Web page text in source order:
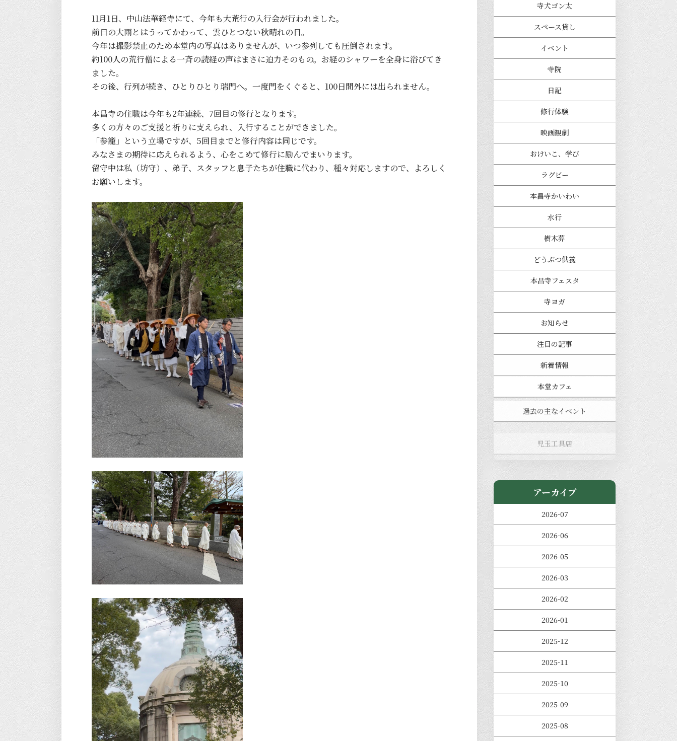
11月1日、中山法華経寺にて、今年も大荒行の入行会が行われました。
前日の大雨とはうってかわって、雲ひとつない秋晴れの日。
今年は撮影禁止のため本堂内の写真はありませんが、いつ参列しても圧倒されます。
約100人の荒行僧による一斉の読経の声はまさに迫力そのもの。お経のシャワーを全身に浴びてき
ました。
その後、行列が続き、ひとりひとり瑞門へ。一度門をくぐると、100日間外には出られません。
本昌寺の住職は今年も2年連続、7回目の修行となります。
多くの方々のご支援と祈りに支えられ、入行することができました。
「参籠」という立場ですが、5回目までと修行内容は同じです。
みなさまの期待に応えられるよう、心をこめて修行に励んでまいります。
留守中は私（坊守）、弟子、スタッフと息子たちが住職に代わり、種々対応しますので、よろしく
お願いします。
寺犬ゴン太
スペース貸し
イベント
寺院
日記
修行体験
映画観劇
おけいこ、学び
ラグビー
本昌寺かいわい
水行
樹木葬
どうぶつ供養
本昌寺フェスタ
寺ヨガ
お知らせ
注目の記事
新着情報
本堂カフェ
過去の主なイベント
きのえねまるしぇ
アーカイブ
2026-07
2026-06
2026-05
2026-03
2026-02
2026-01
2025-12
2025-11
2025-10
2025-09
2025-08